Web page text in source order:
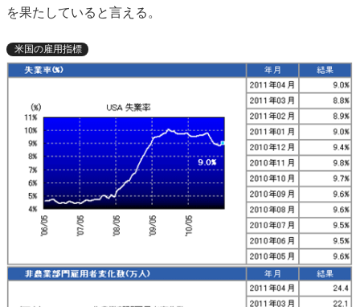
を果たしていると言える。
米国の雇用指標